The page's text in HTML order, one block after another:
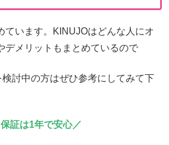
ています。KINUJOはどんな人にオ
デメリットもまとめているので
討中の方はぜひ参考にしてみて下
証は1年で安心／